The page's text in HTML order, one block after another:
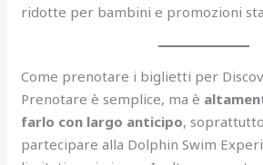
ridotte per bambini e promozioni
Come prenotare i biglietti per
Prenotare è semplice, ma è
farlo con largo anticipo,
partecipare alla Dolphin Swim